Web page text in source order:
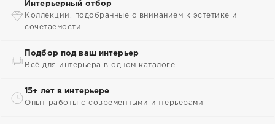
Интерьерный отбор
Коллекции, подобранные с вниманием к эстетике и
сочетаемости
Подбор под ваш интерьер
Всё для интерьера в одном каталоге
15+ лет в интерьере
Опыт работы с современными интерьерами